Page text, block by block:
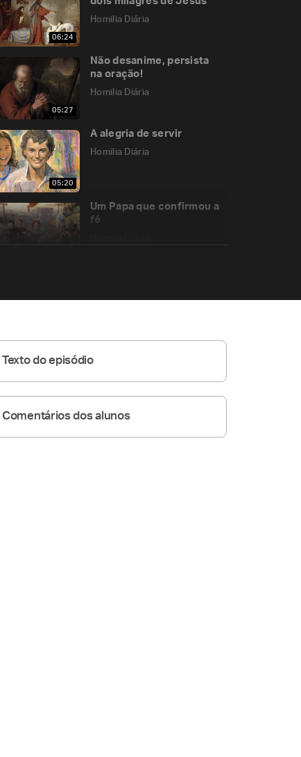
06:24
Homilia Diária
05:27
Não desanime, persista
na oração!
Homilia Diária
05:20
A alegria de servir
Homilia Diária
Um Papa que confirmou a
fé
Texto do episódio
Comentários dos alunos